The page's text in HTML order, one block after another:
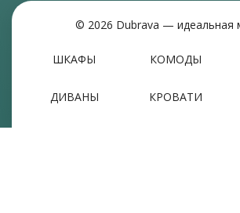
© 2026 Dubrava — идеальная
ШКАФЫ КОМОДЫ
ДИВАНЫ КРОВАТИ